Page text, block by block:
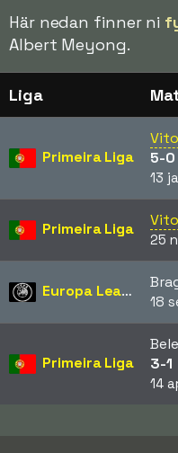
Här nedan finner ni
Albert Meyong.
Liga
Primeira Liga
5-0
13
Primeira Liga
25
Europa League
18
Primeira Liga
3-1
14